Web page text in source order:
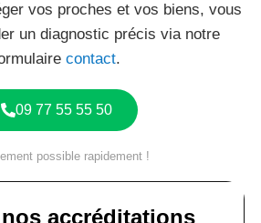
vos proches et vos biens, vous
un diagnostic précis via notre
contact.
09 77 55 55 50
possible rapidement !
accréditations